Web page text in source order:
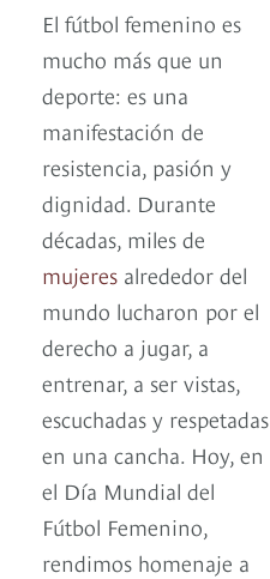
El fútbol femenino es
mucho más que un
deporte: es una
manifestación de
resistencia, pasión y
dignidad. Durante
décadas, miles de
mujeres alrededor del
mundo lucharon por el
derecho a jugar, a
entrenar, a ser vistas,
escuchadas y respetadas
en una cancha. Hoy, en
el Día Mundial del
Fútbol Femenino,
rendimos homenaje a